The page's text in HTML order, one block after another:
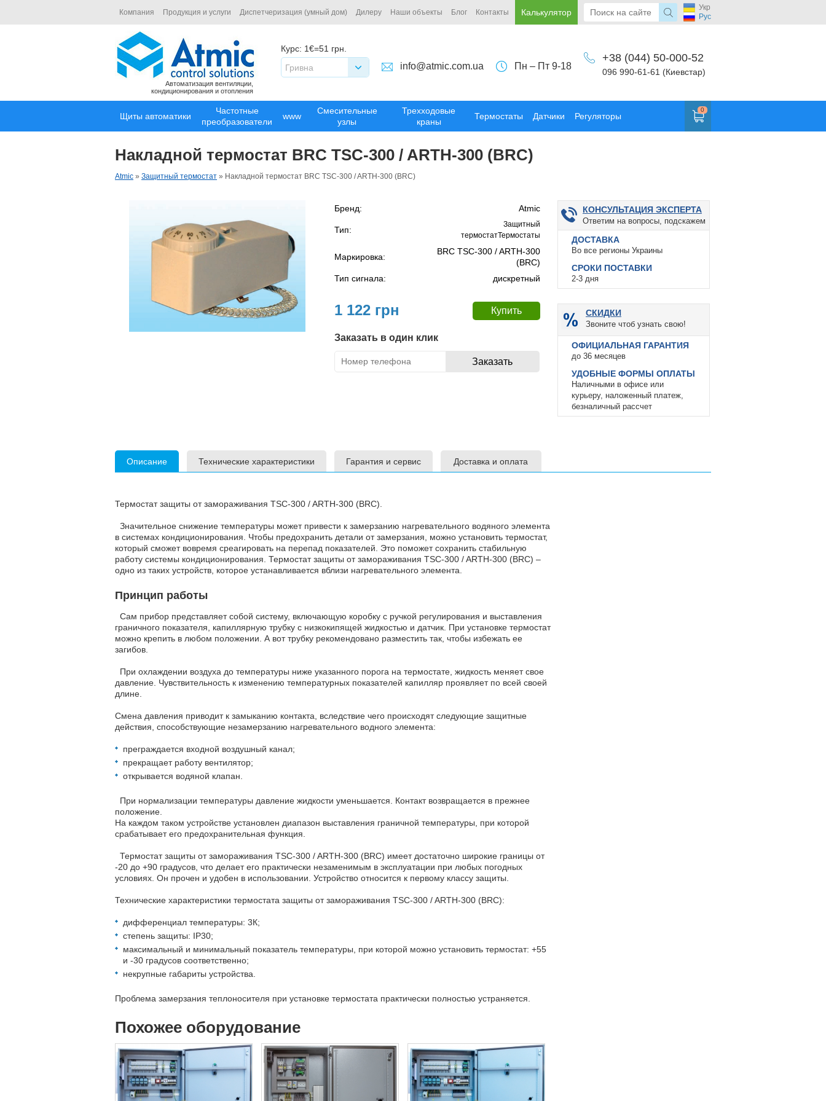
Компания Продукция и услуги Диспетчеризация (умный дом) Дилеру Наши объекты Блог Контакты Калькулятор
Укр
Рус
Автоматизация вентиляции,
кондиционирования и отопления
Курс: 1€=51 грн.
Гривна
info@atmic.com.ua Пн – Пт 9-18
+38 (044) 50-000-52
096 990-61-61 (Киевстар)
Щиты автоматики
Частотные
преобразователи
www
Смесительные
узлы
Трехходовые
краны
Термостаты Датчики Регуляторы
0
Накладной термостат BRC TSC-300 / ARTH-300 (BRC)
Atmic » Защитный термостат » Накладной термостат BRC TSC-300 / ARTH-300 (BRC)
Бренд: Atmic
Тип:
Защитный
термостатТермостаты
Маркировка:
BRC TSC-300 / ARTH-300
(BRC)
Тип сигнала:
дискретный
1 122 грн
Заказать в один клик
КОНСУЛЬТАЦИЯ ЭКСПЕРТА
Ответим на вопросы, подскажем
ДОСТАВКА
Во все регионы Украины
СРОКИ ПОСТАВКИ
2-3 дня
СКИДКИ
Звоните чтоб узнать свою!
ОФИЦИАЛЬНАЯ ГАРАНТИЯ
до 36 месяцев
УДОБНЫЕ ФОРМЫ ОПЛАТЫ
Наличными в офисе или
курьеру, наложенный платеж,
безналичный рассчет
Описание Технические характеристики Гарантия и сервис Доставка и оплата
Термостат защиты от замораживания TSC-300 / ARTH-300 (BRC).
Значительное снижение температуры может привести к замерзанию нагревательного водяного элемента
в системах кондиционирования. Чтобы предохранить детали от замерзания, можно установить термостат,
который сможет вовремя среагировать на перепад показателей. Это поможет сохранить стабильную
работу системы кондиционирования. Термостат защиты от замораживания TSC-300 / ARTH-300 (BRC) –
одно из таких устройств, которое устанавливается вблизи нагревательного элемента.
Принцип работы
Сам прибор представляет собой систему, включающую коробку с ручкой регулирования и выставления
граничного показателя, капиллярную трубку с низкокипящей жидкостью и датчик. При установке термостат
можно крепить в любом положении. А вот трубку рекомендовано разместить так, чтобы избежать ее
загибов.
При охлаждении воздуха до температуры ниже указанного порога на термостате, жидкость меняет свое
давление. Чувствительность к изменению температурных показателей капилляр проявляет по всей своей
длине.
Смена давления приводит к замыканию контакта, вследствие чего происходят следующие защитные
действия, способствующие незамерзанию нагревательного водного элемента:
преграждается входной воздушный канал;
прекращает работу вентилятор;
открывается водяной клапан.
При нормализации температуры давление жидкости уменьшается. Контакт возвращается в прежнее
положение.
На каждом таком устройстве установлен диапазон выставления граничной температуры, при которой
срабатывает его предохранительная функция.
Термостат защиты от замораживания TSC-300 / ARTH-300 (BRC) имеет достаточно широкие границы от
-20 до +90 градусов, что делает его практически незаменимым в эксплуатации при любых погодных
условиях. Он прочен и удобен в использовании. Устройство относится к первому классу защиты.
Технические характеристики термостата защиты от замораживания TSC-300 / ARTH-300 (BRC):
дифференциал температуры: 3К;
степень защиты: IP30;
максимальный и минимальный показатель температуры, при которой можно установить термостат: +55
и -30 градусов соответственно;
некрупные габариты устройства.
Проблема замерзания теплоносителя при установке термостата практически полностью устраняется.
Похожее оборудование